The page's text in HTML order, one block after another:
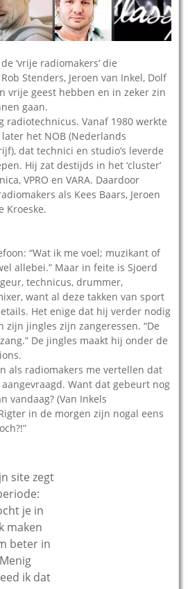
‘vrije radiomakers’ die
Stenders, Jeroen van Inkel, Dolf
vrije geest hebben en in zeker zin
gaan.
radiotechnicus. Vanaf 1980 werkte
het NOB (Nederlands
dat technici en studio’s leverde
Hij zat destijds in het ‘cluster’
VPRO en VARA. Daardoor
als Kees Baars, Jeroen
Kroeske.
“Wat ik me voel; muzikant of
allebei.” Maar in feite is Sjoerd
technicus, drummer,
want al deze takken van sport
Het enige dat hij verder nodig
zijn jingles zijn zangeressen. “De
De jingles maakt hij onder de
als radiomakers me vertellen dat
Want dat gebeurt nog
vandaag? (Van Inkels
in de morgen zijn nogal eens
site zegt
je in
maken
beter in
ik dat